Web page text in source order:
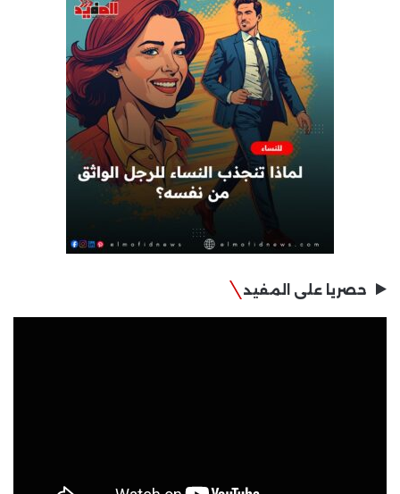
حصريا على المفيد